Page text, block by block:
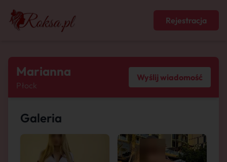
Rejestracja
Marianna
Płock
Wyślij wiadomość
Galeria